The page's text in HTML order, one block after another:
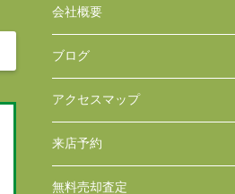
会社概要
ブログ
アクセスマップ
来店予約
無料売却査定